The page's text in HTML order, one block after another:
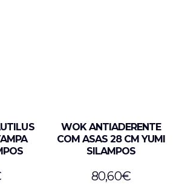
WOK ANTIADERENTE
COM ASAS 28 CM YUMI
SILAMPOS
80,60€